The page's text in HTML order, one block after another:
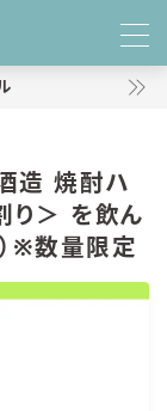
造 焼酎ハ
り＞ を飲ん
※数量限定